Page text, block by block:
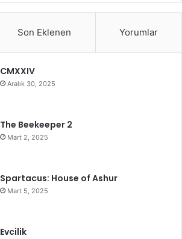
Son Eklenen Yorumlar
CMXXIV
Aralık 30, 2025
The Beekeeper 2
Mart 2, 2025
Spartacus: House of Ashur
Mart 5, 2025
Evcilik